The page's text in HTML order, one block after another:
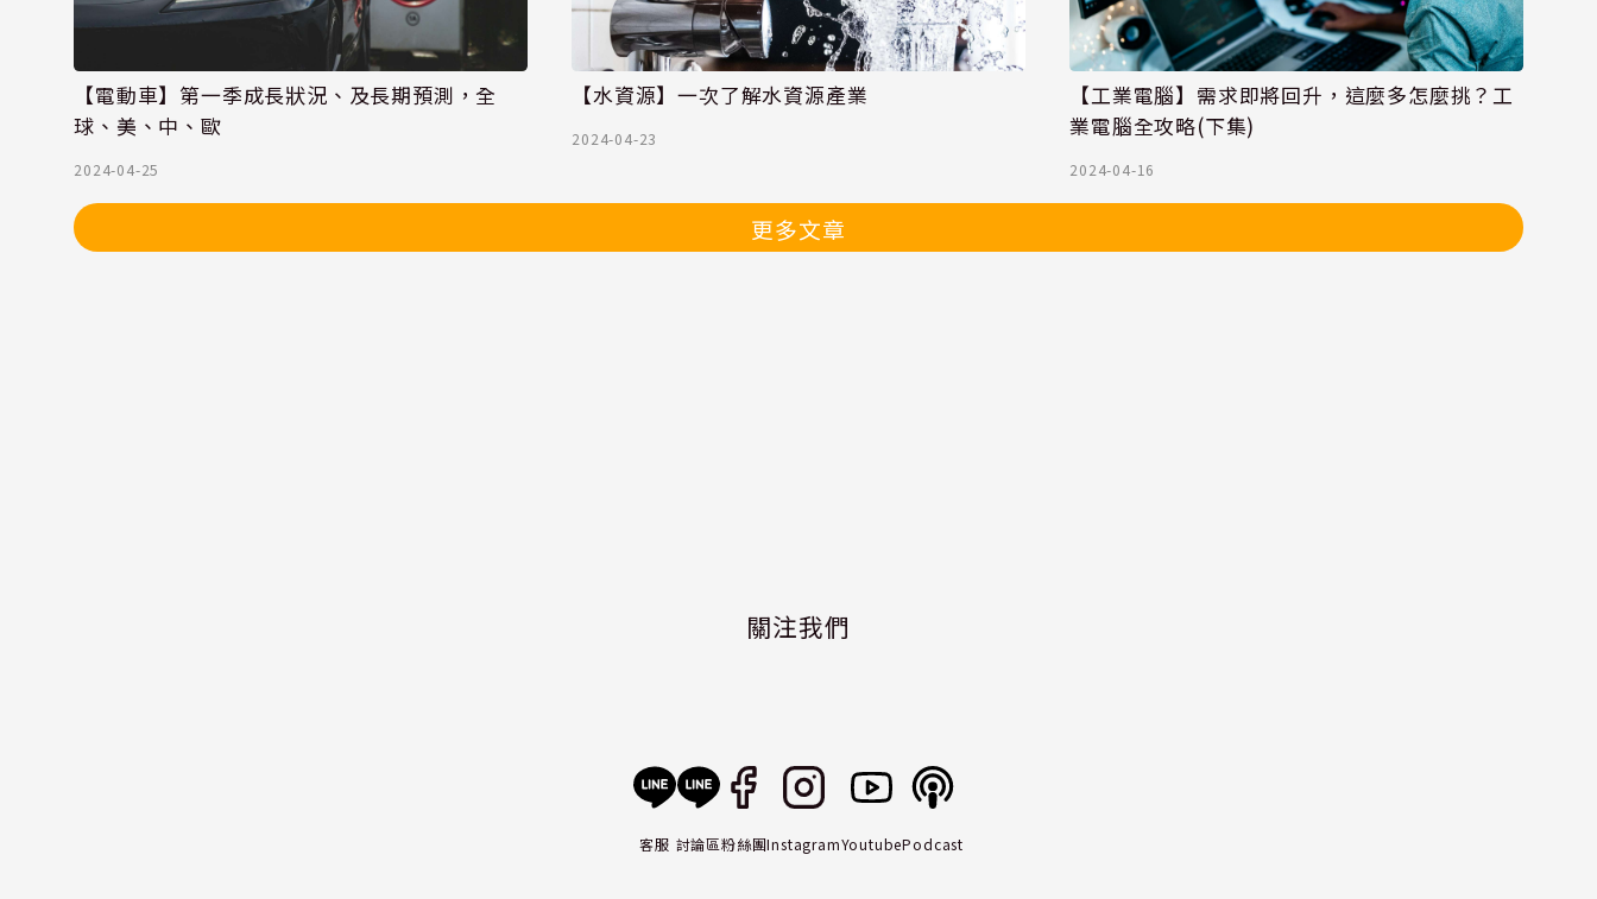
【電動車】第一季成長狀況、及長期預測，全
球、美、中、歐
2024-04-25
【水資源】一次了解水資源產業
2024-04-23
【工業電腦】需求即將回升，這麼多怎麼挑？工
業電腦全攻略(下集)
2024-04-16
更多文章
關注我們
客服 討論區粉絲團InstagramYoutubePodcast